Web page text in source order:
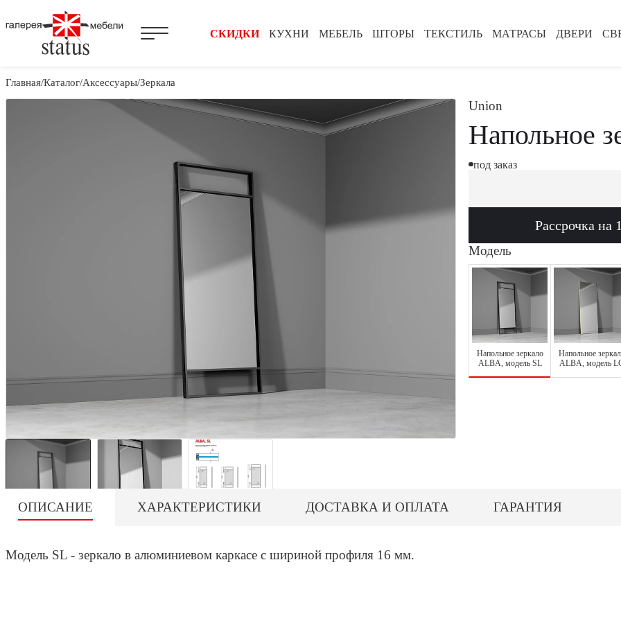
КУХНИ МЕБЕЛЬ ШТОРЫ ТЕКСТИЛЬ МАТРАСЫ ДВЕРИ
СКИДКИ
Главная Каталог Аксессуары Зеркала
Union
Напольное
под заказ
Рассрочка на
Модель
Напольное зеркало
ALBA, модель SL
Напольное
ALBA, модель
ОПИСАНИЕ ХАРАКТЕРИСТИКИ ДОСТАВКА И ОПЛАТА ГАРАНТИЯ
Модель SL - зеркало в алюминиевом каркасе с шириной профиля 16 мм.